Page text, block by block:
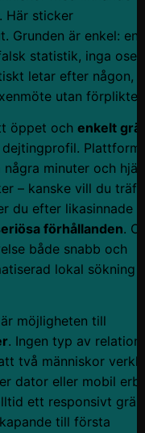
Här sticker
Grunden är enkel: en
statistik, inga
letar efter någon,
utan
öppet ochenkelt
några minuter och
– kanske vill du
du efter likasinnade
förhållanden.
både snabb och
lokal sökning
möjligheten till
. Ingen typ av relation
två människor
dator eller mobil
ett responsivt
till första